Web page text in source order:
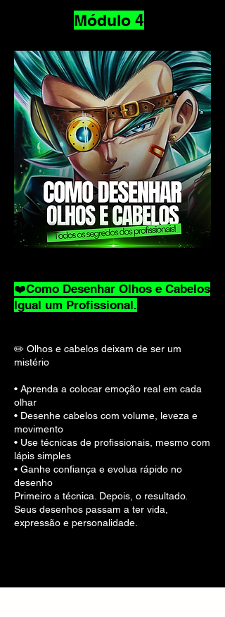
Módulo 4
❤️Como Desenhar Olhos e Cabelos
Igual um Profissional.
✏️ Olhos e cabelos deixam de ser um
mistério
• Aprenda a colocar emoção real em cada
olhar
• Desenhe cabelos com volume, leveza e
movimento
• Use técnicas de profissionais, mesmo com
lápis simples
• Ganhe confiança e evolua rápido no
desenho
Primeiro a técnica. Depois, o resultado.
Seus desenhos passam a ter vida,
expressão e personalidade.